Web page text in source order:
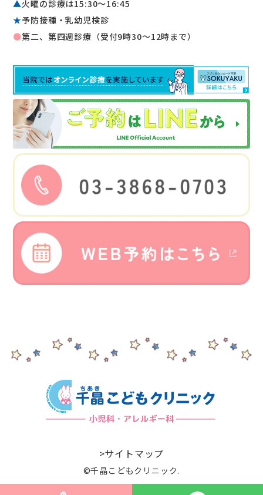
▲火曜の診療は15:30〜16:45
★予防接種・乳幼児検診
●第二、第四週診療（受付9時30～12時まで）
>サイトマップ
©︎千晶こどもクリニック.